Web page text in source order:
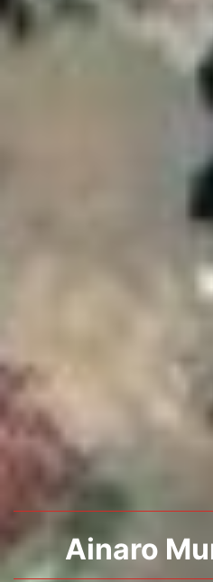
Ainaro